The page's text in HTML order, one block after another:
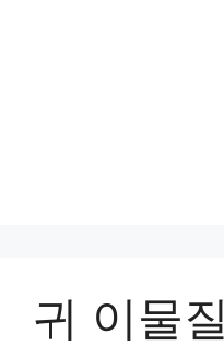
귀 이물질